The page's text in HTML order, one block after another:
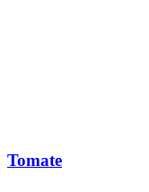
Tomate